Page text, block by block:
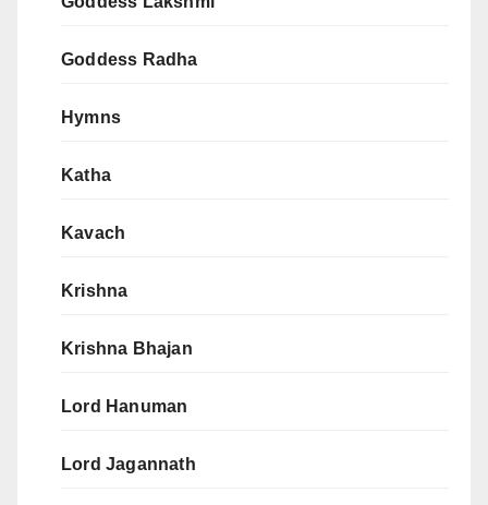
Goddess Radha
Hymns
Katha
Kavach
Krishna
Krishna Bhajan
Lord Hanuman
Lord Jagannath